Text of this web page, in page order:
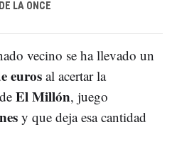
LA ONCE
vecino se ha llevado un
euros al acertar la
El Millón, juego
y que deja esa cantidad